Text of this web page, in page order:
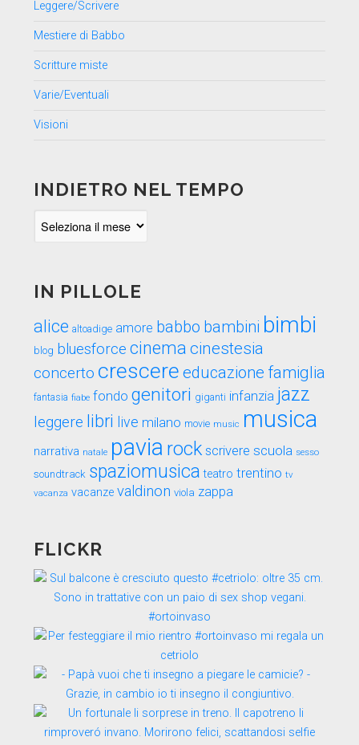
Leggere/Scrivere
Mestiere di Babbo
Scritture miste
Varie/Eventuali
Visioni
INDIETRO NEL TEMPO
IN PILLOLE
alice altoadige amore babbo bambini bimbi
blog bluesforce cinema cinestesia
concerto crescere educazione famiglia
fantasia fiabe fondo genitori giganti infanzia jazz
leggere libri live milano movie music musica
narrativa natale pavia rock scrivere scuola sesso
soundtrack spaziomusica teatro trentino tv
vacanza vacanze valdinon viola zappa
FLICKR